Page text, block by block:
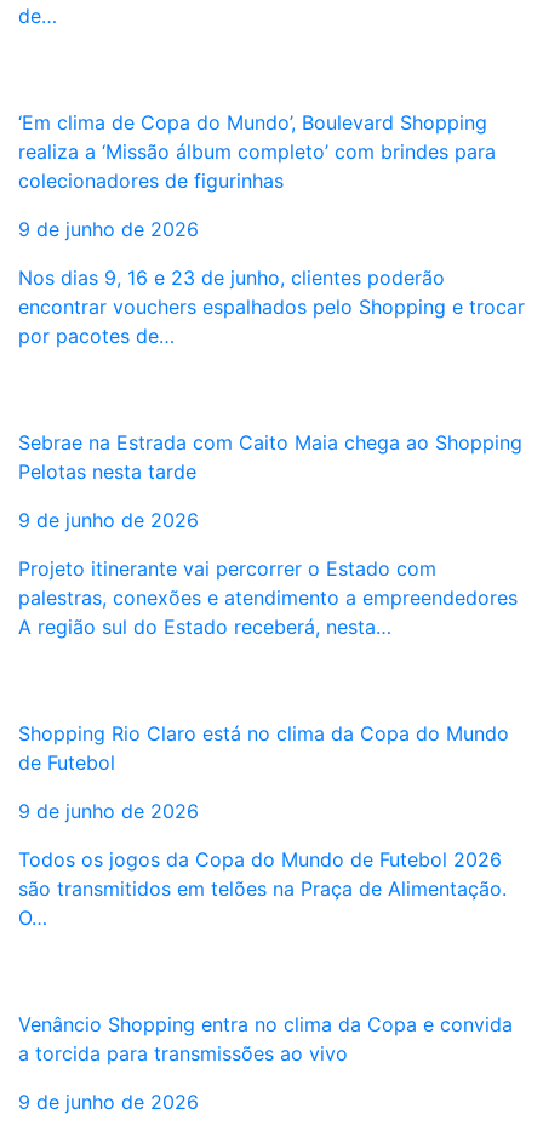
de…
‘Em clima de Copa do Mundo’, Boulevard Shopping
realiza a ‘Missão álbum completo’ com brindes para
colecionadores de figurinhas
9 de junho de 2026
Nos dias 9, 16 e 23 de junho, clientes poderão
encontrar vouchers espalhados pelo Shopping e trocar
por pacotes de…
Sebrae na Estrada com Caito Maia chega ao Shopping
Pelotas nesta tarde
9 de junho de 2026
Projeto itinerante vai percorrer o Estado com
palestras, conexões e atendimento a empreendedores
A região sul do Estado receberá, nesta…
Shopping Rio Claro está no clima da Copa do Mundo
de Futebol
9 de junho de 2026
Todos os jogos da Copa do Mundo de Futebol 2026
são transmitidos em telões na Praça de Alimentação.
O…
Venâncio Shopping entra no clima da Copa e convida
a torcida para transmissões ao vivo
9 de junho de 2026